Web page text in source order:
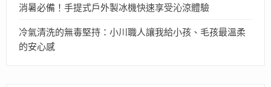
消暑必備！手提式戶外製冰機快速享受沁涼體驗
冷氣清洗的無毒堅持：小川職人讓我給小孩、毛孩最溫柔
的安心感